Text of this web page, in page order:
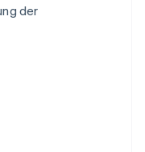
der